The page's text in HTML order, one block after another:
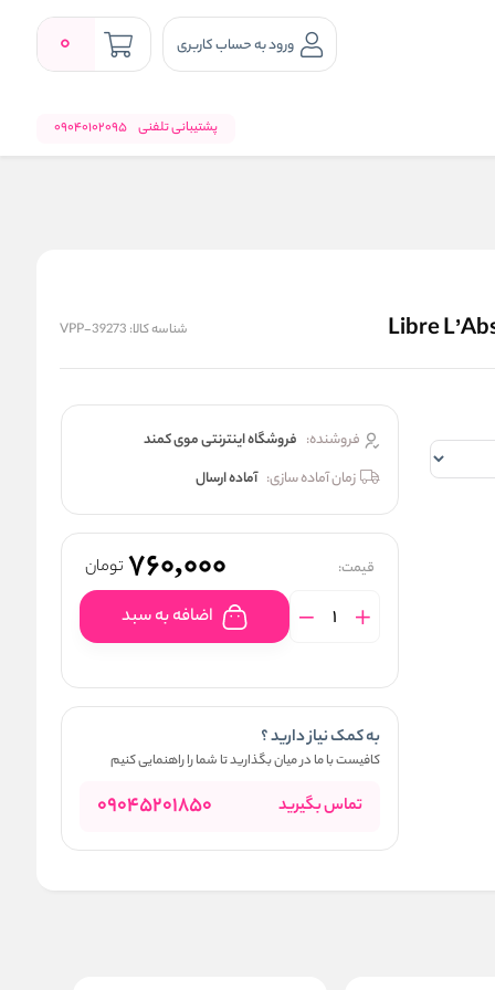
ورود به حساب کاربری 0
پشتیبانی تلفنی 09040102095
شناسه کالا: VPP-39273
فروشنده: فروشگاه اینترنتی موی کمند
زمان آماده سازی: آماده ارسال
قیمت: 760,000 تومان
اضافه به سبد
به کمک نیاز دارید ؟
کافیست با ما در میان بگذارید تا شما را راهنمایی کنیم
تماس بگیرید 09045201850